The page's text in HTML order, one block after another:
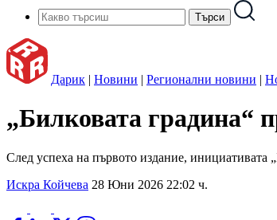
Дарик | Новини | Регионални новини |
„Билковата градина“
След успеха на първото издание, инициативата
Искра Койчева 28 Юни 2026 22:02 ч.